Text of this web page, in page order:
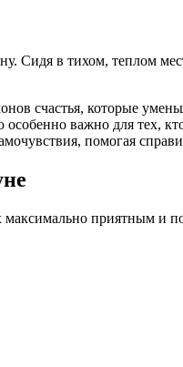
Сидя в тихом, теплом
счастья, которые
важно для тех,
помогая
максимально приятным и